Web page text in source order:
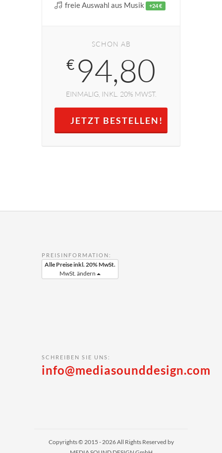
freie Auswahl aus Musik
+24 €
SCHON AB
€ 94,80
EINMALIG, INKL. 20% MWST.
JETZT BESTELLEN!
PREISINFORMATION:
Alle Preise inkl. 20% MwSt.
MwSt. ändern
SCHREIBEN SIE UNS:
info@mediasounddesign.com
Copyrights © 2015 - 2026 All Rights Reserved by